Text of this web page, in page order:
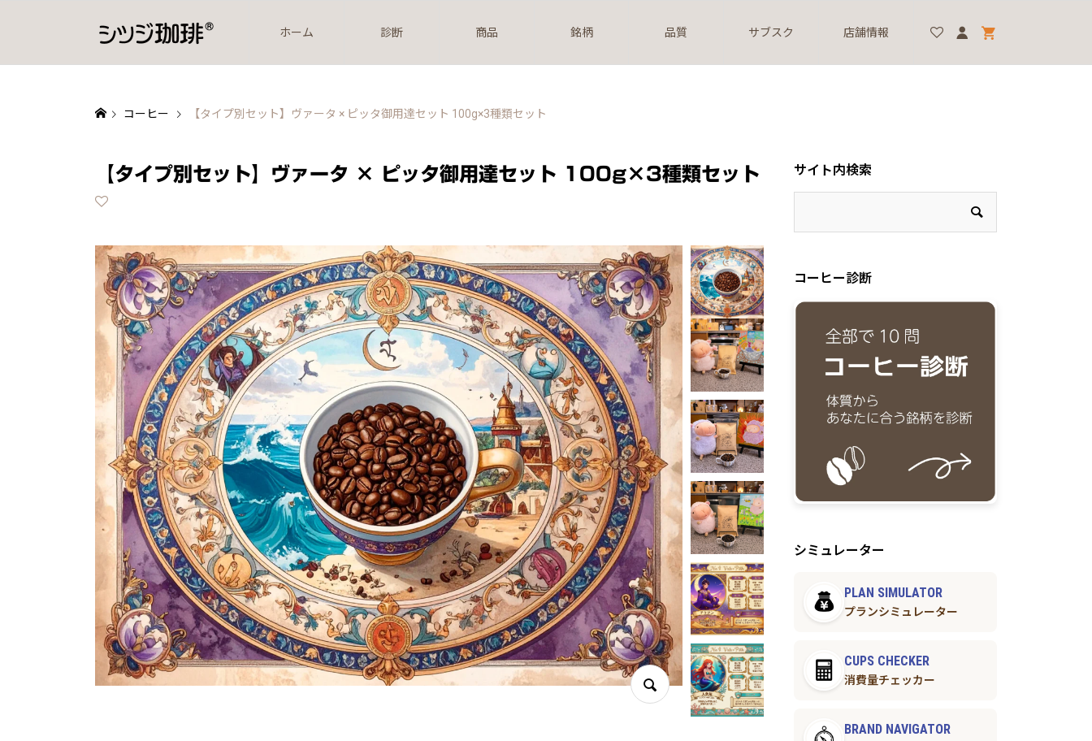
ホーム 診断 商品 銘柄 品質 サブスク 店舗情報
コーヒー 【タイプ別セット】ヴァータ × ピッタ御用達セット 100g×3種類セット
【タイプ別セット】ヴァータ × ピッタ御用達セット 100g×3種類セット サイト内検索
コーヒー診断
シミュレーター
PLAN SIMULATOR
プランシミュレーター
CUPS CHECKER
消費量チェッカー
BRAND NAVIGATOR